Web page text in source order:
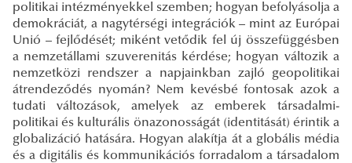
politikai intézményekkel szemben; hogyan befolyásolja a
demokráciát, a nagytérségi integrációk – mint az Európai
Unió – fejlődését; miként vetődik fel új összefüggésben
a nemzetállami szuverenitás kérdése; hogyan változik a
nemzetközi rendszer a napjainkban zajló geopolitikai
átrendeződés nyomán? Nem kevésbé fontosak azok a
tudati változások, amelyek az emberek társadalmi-
politikai és kulturális önazonosságát (identitását) érintik a
globalizáció hatására. Hogyan alakítja át a globális média
és a digitális és kommunikációs forradalom a társadalom